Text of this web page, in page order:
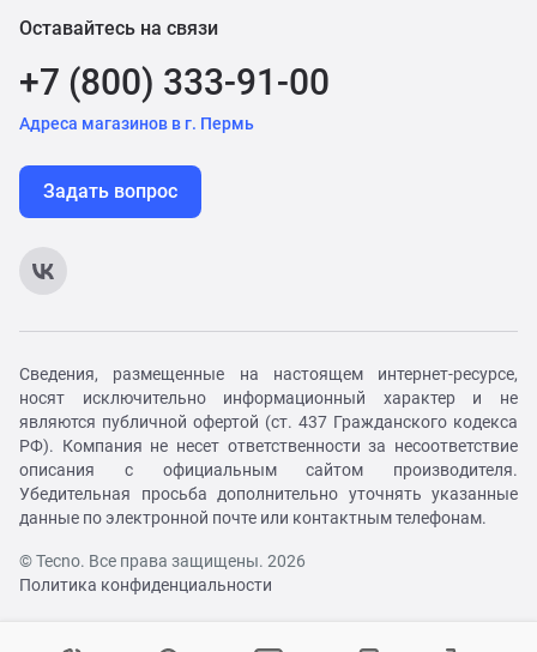
Оставайтесь на связи
+7 (800) 333-91-00
Адреса магазинов в г. Пермь
Задать вопрос
Сведения, размещенные на настоящем интернет-ресурсе,
носят исключительно информационный характер и не
являются публичной офертой (ст. 437 Гражданского кодекса
РФ). Компания не несет ответственности за несоответствие
описания с официальным сайтом производителя.
Убедительная просьба дополнительно уточнять указанные
данные по электронной почте или контактным телефонам.
© Tecno. Все права защищены. 2026
Политика конфиденциальности